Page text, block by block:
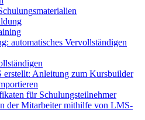
automatisches Vervollständigen
Anleitung zum Kursbuilder
für Schulungsteilnehmer
der Mitarbeiter mithilfe von LMS-